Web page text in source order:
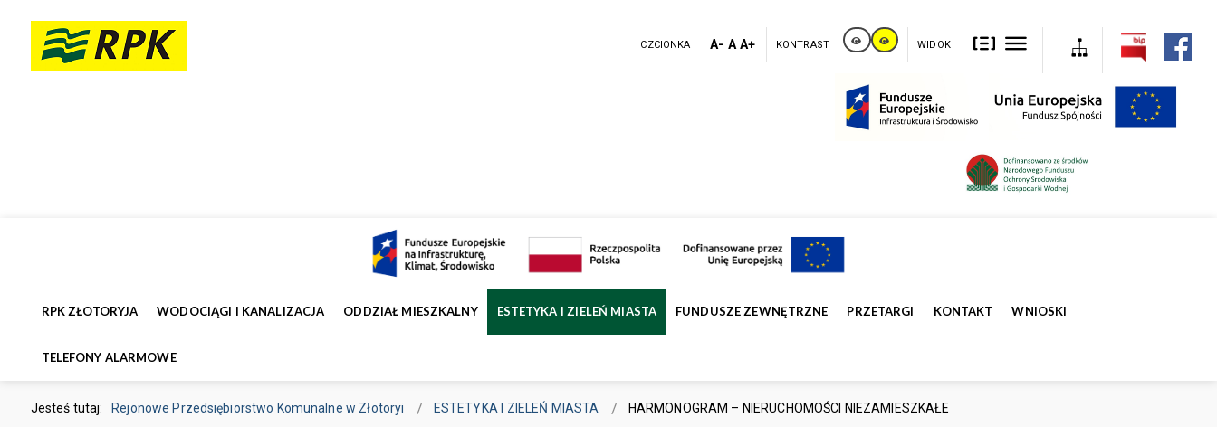
CZCIONKA A- A A+ KONTRAST WIDOK
RPK ZŁOTORYJA WODOCIĄGI I KANALIZACJA ODDZIAŁ MIESZKALNY ESTETYKA I ZIELEŃ MIASTA FUNDUSZE ZEWNĘTRZNE PRZETARGI KONTAKT WNIOSKI
TELEFONY ALARMOWE
Jesteś tutaj: Rejonowe Przedsiębiorstwo Komunalne w Złotoryi ESTETYKA I ZIELEŃ MIASTA HARMONOGRAM – NIERUCHOMOŚCI NIEZAMIESZKAŁE